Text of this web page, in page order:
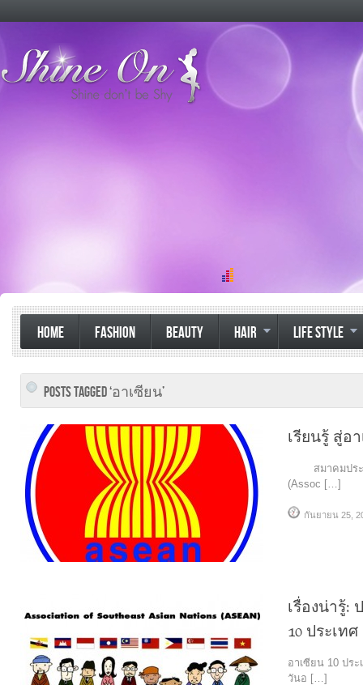
HOME FASHION BEAUTY HAIR LIFE STYLE
POSTS TAGGED ‘อาเซียน’
เรียนรู้ สู่อ
สมาคมประช
(Assoc […]
กันยายน 25,
เรื่องน่ารู้:
10 ประเท
อาเซียน 10 ปร
วันอ […]